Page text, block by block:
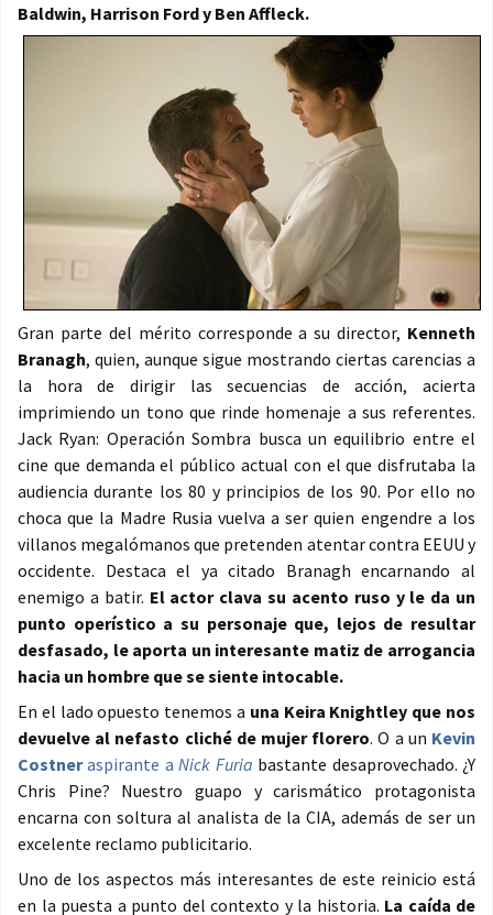
Baldwin, Harrison Ford y Ben Affleck.
Gran parte del mérito corresponde a su director, Kenneth
Branagh, quien, aunque sigue mostrando ciertas carencias a
la hora de dirigir las secuencias de acción, acierta
imprimiendo un tono que rinde homenaje a sus referentes.
Jack Ryan: Operación Sombra busca un equilibrio entre el
cine que demanda el público actual con el que disfrutaba la
audiencia durante los 80 y principios de los 90. Por ello no
choca que la Madre Rusia vuelva a ser quien engendre a los
villanos megalómanos que pretenden atentar contra EEUU y
occidente. Destaca el ya citado Branagh encarnando al
enemigo a batir. El actor clava su acento ruso y le da un
punto operístico a su personaje que, lejos de resultar
desfasado, le aporta un interesante matiz de arrogancia
hacia un hombre que se siente intocable.
En el lado opuesto tenemos a una Keira Knightley que nos
devuelve al nefasto cliché de mujer florero. O a un Kevin
Costneraspirante aNick Furia bastante desaprovechado. ¿Y
Chris Pine? Nuestro guapo y carismático protagonista
encarna con soltura al analista de la CIA, además de ser un
excelente reclamo publicitario.
Uno de los aspectos más interesantes de este reinicio está
en la puesta a punto del contexto y la historia. La caída de